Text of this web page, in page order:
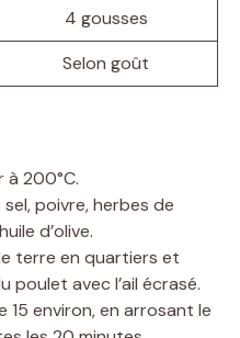
4 gousses
Selon goût
200°C.
poivre, herbes de
d’olive.
terre en quartiers et
avec l’ail écrasé.
15 environ, en arrosant le